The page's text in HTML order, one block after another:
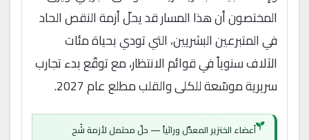
المختصون أن هذا المسار قد يحلّ أزمة النقص الحاد
في المتبرعين البشريين، التي تودي بحياة مئات
الآلاف سنوياً في قوائم الانتظار، مع توقّع بدء تجارب
سريرية موسّعة للكلى والقلب مطلع عام 2027.
أعضاء الخنزير المعدَّل وراثياً — حلّ محتمل لأزمة شُح